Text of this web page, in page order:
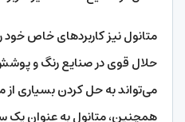
متانول نیز کاربردهای خاص خود
حلال قوی در صنایع رنگ و
می‌تواند به حل کردن بسیاری
همچنین، متانول به عنوان یک